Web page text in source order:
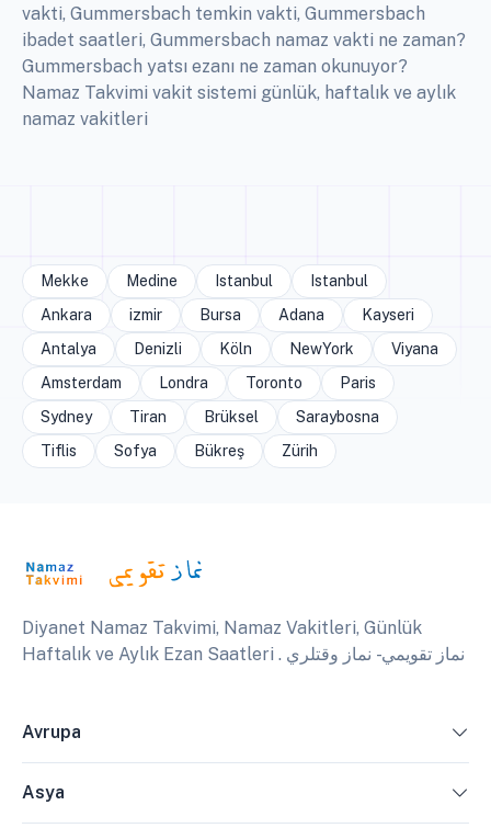
vakti, Gummersbach temkin vakti, Gummersbach
ibadet saatleri, Gummersbach namaz vakti ne zaman?
Gummersbach yatsı ezanı ne zaman okunuyor?
Namaz Takvimi vakit sistemi günlük, haftalık ve aylık
namaz vakitleri
Mekke Medine Istanbul
Istanbul
Ankara
izmir Bursa Adana
Kayseri
Antalya
Denizli Köln NewYork
Viyana
Amsterdam
Londra Toronto
Paris
Sydney
Tiran Brüksel
Saraybosna
Tiflis
Sofya Bükreş Zürih
Diyanet Namaz Takvimi, Namaz Vakitleri, Günlük
Haftalık ve Aylık Ezan Saatleri . نماز تقويمي - نماز وقتلري
Avrupa
Asya